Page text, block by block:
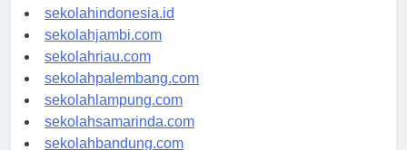
rsud-indonesia.org
sekolahindonesia.id
sekolahjambi.com
sekolahriau.com
sekolahpalembang.com
sekolahlampung.com
sekolahsamarinda.com